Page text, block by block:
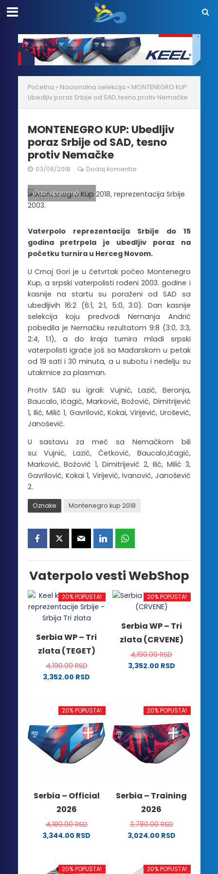
Početna » Nacionalna selekcija » MONTENEGRO KUP:
Ubedljiv poraz Srbije od SAD, tesno protiv Nemačke
MONTENEGRO KUP: Ubedljiv
poraz Srbije od SAD, tesno
protiv Nemačke
03/08/2018 Dodaj komentar
(Foto: wpolo.me)
Vaterpolo reprezentacija Srbije do 15
godina pretrpela je ubedljiv poraz na
početku turnira u Herceg Novom.
U Crnoj Gori je u četvrtak počeo Montenegro
Kup, a srpski vaterpolisti rođeni 2003. godine i
kasnije na startu su poraženi od SAD sa
ubedljivih 16:2 (6:1, 2:1, 5:0, 3:0). Dan kasnije
selekcija koju predvodi Nemanja Andrić
pobedila je Nemačku rezultatom 9:8 (3:0, 3:3,
2:4, 1:1), a do kraja turnira mladi srpski
vaterpolisti igraće još sa Mađarskom u petak
od 19 sati i 30 minuta, a u subotu i nedelju su
utakmice za plasman.
Protiv SAD su igrali: Vujnić, Lazić, Beronja,
Baucalo, Ičagić, Marković, Božović, Dimitrijević
1, Ilić, Milić 1, Gavrilović, Kokai, Virijević, Urošević,
Janošević.
U sastavu za meč sa Nemačkom bili
su: Vujnić, Lazić, Ćetković, Baucalo,Ičagić,
Marković, Božović 1, Dimitrijević 2, Ilić, Milić 3,
Gavrilović, Kokai 1, Virijević, Ivanović, Janošević
2.
Oznake Montenegro kup 2018
Vaterpolo vesti WebShop
20% POPUSTA!
Serbia WP – Tri
zlata (TEGET)
4,190.00RSD
3,352.00 RSD
ima
varijanti.
Opcije
mogu
biti
stranici
proizvoda.
20% POPUSTA!
Serbia WP – Tri
zlata (CRVENE)
4,190.00RSD
3,352.00 RSD
više
varijanti.
Opcije
mogu
biti
izabrane
proizvoda.
20% POPUSTA!
Serbia – Official
2026
4,180.00RSD
3,344.00 RSD
ima
20% POPUSTA!
Serbia – Training
2026
3,780.00RSD
3,024.00 RSD
ima
20% POPUSTA! 20% POPUSTA!